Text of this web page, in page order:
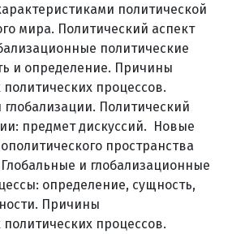
политической
мира. Политический аспект
политические
и определение. Причины
процессов.
Политический
предмет дискуссий. Новые
пространства
и глобализационные
определение, сущность,
Причины
процессов.